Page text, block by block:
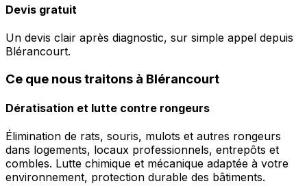
Devis gratuit
Un devis clair après diagnostic, sur simple appel depuis
Blérancourt.
Ce que nous traitons à Blérancourt
Dératisation et lutte contre rongeurs
Élimination de rats, souris, mulots et autres rongeurs
dans logements, locaux professionnels, entrepôts et
combles. Lutte chimique et mécanique adaptée à votre
environnement, protection durable des bâtiments.